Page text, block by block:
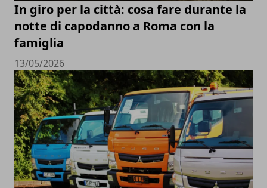
In giro per la città: cosa fare durante la
notte di capodanno a Roma con la
famiglia
13/05/2026